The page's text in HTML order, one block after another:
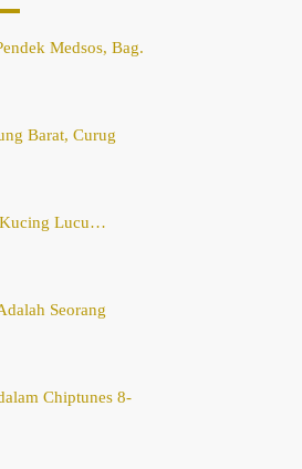
Medsos, Bag.
Barat, Curug
Lucu…
Seorang
Chiptunes 8-